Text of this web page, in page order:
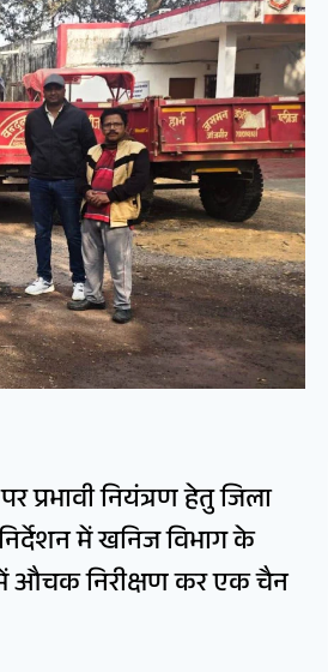
नियंत्रण हेतु जिला
में खनिज विभाग के
में औचक निरीक्षण कर एक चैन